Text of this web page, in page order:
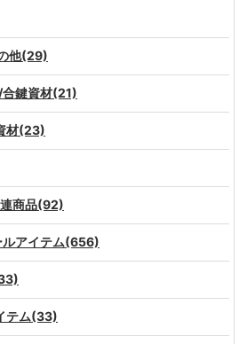
他(29)
鍵資材(21)
材(23)
商品(92)
ルアイテム(656)
テム(33)